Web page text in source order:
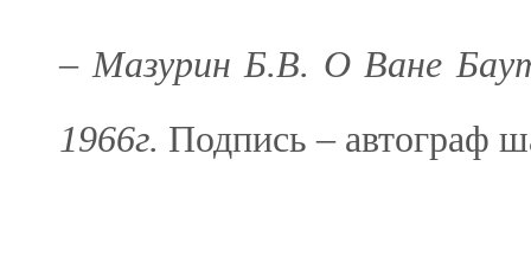
– Мазурин Б.В. О Ване
1966г. Подпись – автограф